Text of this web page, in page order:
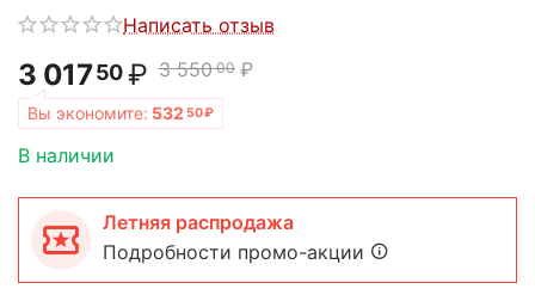
Написать отзыв
3 01750₽ 3 550 00 ₽
Вы экономите: 532 50₽
В наличии
Летняя распродажа
Подробности промо-акции